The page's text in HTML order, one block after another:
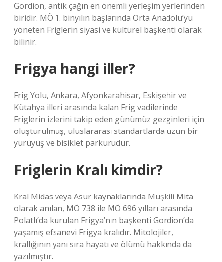
Gordion, antik çağın en önemli yerleşim yerlerinden
biridir. MÖ 1. binyılın başlarında Orta Anadolu’yu
yöneten Friglerin siyasi ve kültürel başkenti olarak
bilinir.
Frigya hangi iller?
Frig Yolu, Ankara, Afyonkarahisar, Eskişehir ve
Kütahya illeri arasında kalan Frig vadilerinde
Friglerin izlerini takip eden günümüz gezginleri için
oluşturulmuş, uluslararası standartlarda uzun bir
yürüyüş ve bisiklet parkurudur.
Friglerin Kralı kimdir?
Kral Midas veya Asur kaynaklarında Muşkili Mita
olarak anılan, MÖ 738 ile MÖ 696 yılları arasında
Polatlı’da kurulan Frigya’nın başkenti Gordion’da
yaşamış efsanevi Frigya kralıdır. Mitolojiler,
krallığının yanı sıra hayatı ve ölümü hakkında da
yazılmıştır.